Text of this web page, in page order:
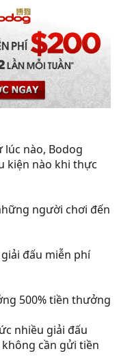
nào, Bodog
kiện nào khi thực
người chơi đến
đấu miễn phí
500% tiền thưởng
nhiều giải đấu
cần gửi tiền